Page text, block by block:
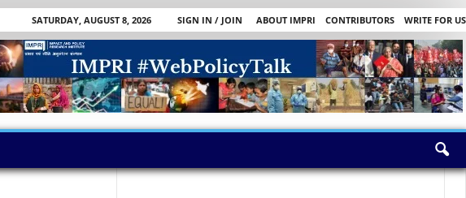
SATURDAY, AUGUST 8, 2026 SIGN IN / JOIN ABOUT IMPRI CONTRIBUTORS
WRITE FOR US